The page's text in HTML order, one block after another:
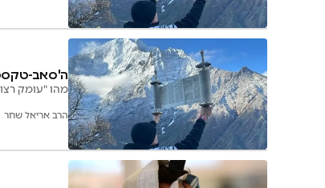
ה'סאב-
מהו "עומק
הרב אריאל שחר